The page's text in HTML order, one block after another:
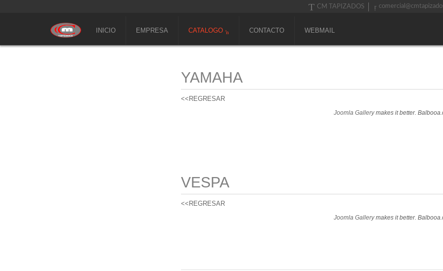
CM TAPIZADOS
INICIO EMPRESA CATALOGO CONTACTO WEBMAIL
YAMAHA
<<REGRESAR
Joomla Gallerymakes it better.
VESPA
<<REGRESAR
Joomla Gallerymakes it better.